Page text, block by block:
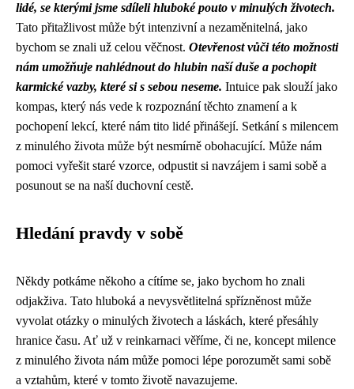
lidé, se kterými jsme sdíleli hluboké pouto v minulých životech.
Tato přitažlivost může být intenzivní a nezaměnitelná, jako
bychom se znali už celou věčnost. Otevřenost vůči této možnosti
nám umožňuje nahlédnout do hlubin naší duše a pochopit
karmické vazby, které si s sebou neseme. Intuice pak slouží jako
kompas, který nás vede k rozpoznání těchto znamení a k
pochopení lekcí, které nám tito lidé přinášejí. Setkání s milencem
z minulého života může být nesmírně obohacující. Může nám
pomoci vyřešit staré vzorce, odpustit si navzájem i sami sobě a
posunout se na naší duchovní cestě.
Hledání pravdy v sobě
Někdy potkáme někoho a cítíme se, jako bychom ho znali
odjakživa. Tato hluboká a nevysvětlitelná spřízněnost může
vyvolat otázky o minulých životech a láskách, které přesáhly
hranice času. Ať už v reinkarnaci věříme, či ne, koncept milence
z minulého života nám může pomoci lépe porozumět sami sobě
a vztahům, které v tomto životě navazujeme.